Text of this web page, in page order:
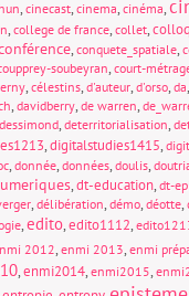
, cinecast, cinema, cinéma,
, college de france, collet,
, conquete_spatiale,
soubeyran, court-
, célestins, d'auteur, d'orso, da,
, davidberry, de warren,
dessimond, deterritorialisation,
,digitalstudies1415,
, donnée, données, doulis,
,dt-education, dt-
, délibération, démo, déotte,
,edito,edito1112,
2012, enmi 2013, enmi
,enmi2014, enmi2015,